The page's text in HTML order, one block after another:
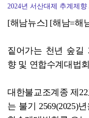
2024년 서산대제 추계제
[해남뉴스] [해남=해
짙어가는 천년 숲길
향 및 연합수계대법
대한불교조계종 제
는 불기 2569(2025)